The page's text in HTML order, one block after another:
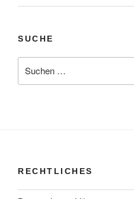
SUCHE
nach:
RECHTLICHES